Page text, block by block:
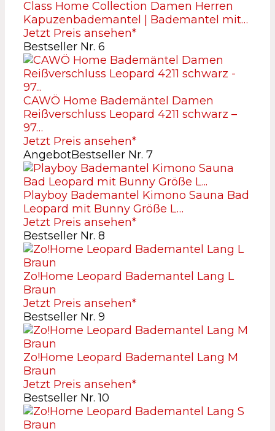
Class Home Collection Damen Herren
Kapuzenbademantel | Bademantel mit…
Jetzt Preis ansehen*
Bestseller Nr. 6
CAWÖ Home Bademäntel Damen
Reißverschluss Leopard 4211 schwarz –
97…
Jetzt Preis ansehen*
AngebotBestseller Nr. 7
Playboy Bademantel Kimono Sauna Bad
Leopard mit Bunny Größe L…
Jetzt Preis ansehen*
Bestseller Nr. 8
Zo!Home Leopard Bademantel Lang L
Braun
Jetzt Preis ansehen*
Bestseller Nr. 9
Zo!Home Leopard Bademantel Lang M
Braun
Jetzt Preis ansehen*
Bestseller Nr. 10